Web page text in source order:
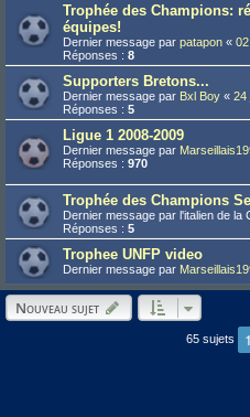
Trophée des Champions:
équipes!
Dernier message par patapon «
Réponses : 8
Supporters Bretons...
Dernier message par Bxl Boy « 24
Réponses : 5
Ligue 1 2008-2009
Dernier message par
Réponses : 970
Trophée des Champions
Dernier message par l'italien de la
Réponses : 5
Trophee UNFP video
Dernier message par
Nouveau sujet
65 sujets 1